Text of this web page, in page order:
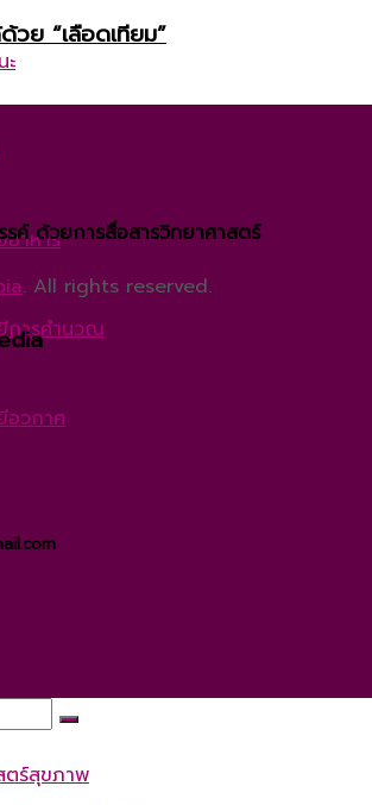
อาหาร
การคำนวณ
อวกาศ
ตร์สุขภาพ
วย “เลือดเทียม”
รค์ ด้วยการสื่อสารวิทยาศาสตร์
. All rights reserved.